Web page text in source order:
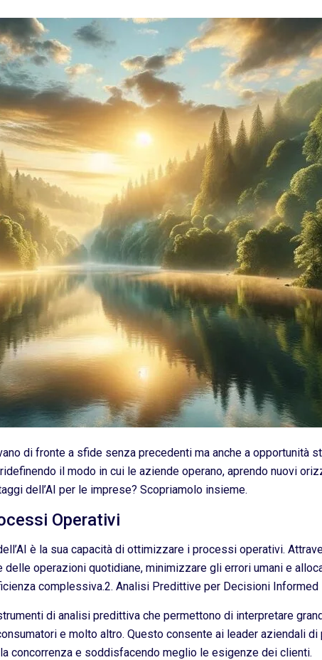
di fronte a sfide senza precedenti ma anche a opportunità
il modo in cui le aziende operano, aprendo nuovi
dell’AI per le imprese? Scopriamolo insieme.
Operativi
è la sua capacità di ottimizzare i processi operativi.
operazioni quotidiane, minimizzare gli errori umani e
complessiva.2. Analisi Predittive per Decisioni Informed
di analisi predittiva che permettono di interpretare
e molto altro. Questo consente ai leader aziendali
concorrenza e soddisfacendo meglio le esigenze dei clienti.